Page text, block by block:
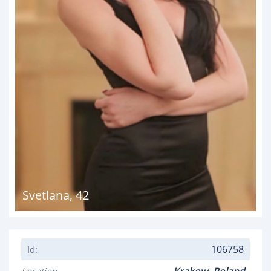
Svetlana,42
Id: 106758